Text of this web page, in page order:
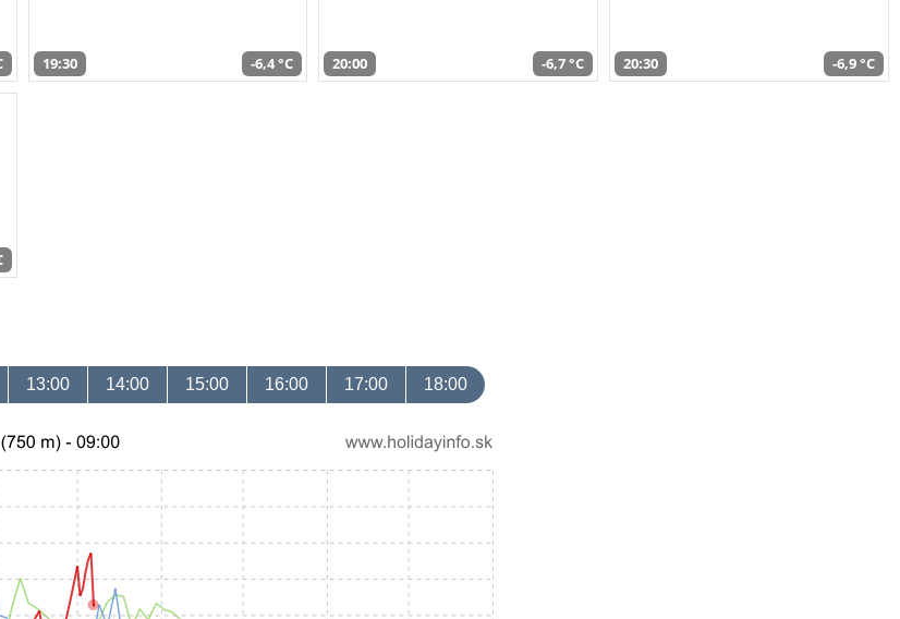
19:30 -6,4 °C 20:00 -6,7 °C 20:30 -6,9 °C
13:00 14:00 15:00 16:00 17:00 18:00